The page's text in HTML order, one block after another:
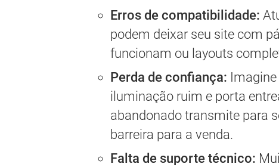
Erros de compatibilidade:
podem deixar seu site com
funcionam ou layouts
Perda de confiança:
iluminação ruim e porta
abandonado transmite para
barreira para a venda.
Falta de suporte técnico: